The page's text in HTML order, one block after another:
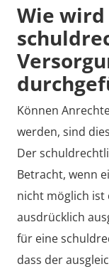
Wie
Können
werden, sind
Der
Betracht, wenn
nicht möglich
ausdrücklich
für eine
dass der